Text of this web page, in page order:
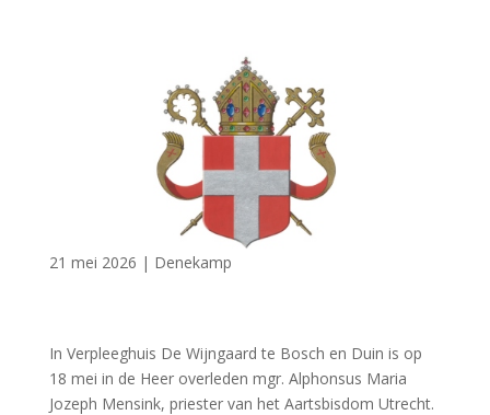
21 mei 2026 | Denekamp
In Verpleeghuis De Wijngaard te Bosch en Duin is op
18 mei in de Heer overleden mgr. Alphonsus Maria
Jozeph Mensink, priester van het Aartsbisdom Utrecht.